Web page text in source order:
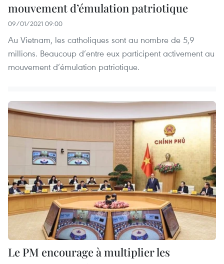
mouvement d’émulation patriotique
09/01/2021 09:00
Au Vietnam, les catholiques sont au nombre de 5,9
millions. Beaucoup d’entre eux participent activement au
mouvement d’émulation patriotique.
Le PM encourage à multiplier les